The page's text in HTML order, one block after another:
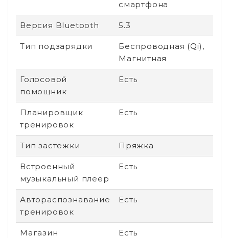
смартфона
Версия Bluetooth 5.3
Тип подзарядки
Беспроводная (Qi),
Магнитная
Голосовой
помощник
Есть
Планировщик
тренировок
Есть
Тип застежки Пряжка
Встроенный
музыкальный плеер
Есть
Автораспознавание
тренировок
Есть
Магазин Есть